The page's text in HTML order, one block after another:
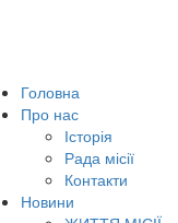
Головна
Про нас
Історія
Рада місії
Контакти
Новини